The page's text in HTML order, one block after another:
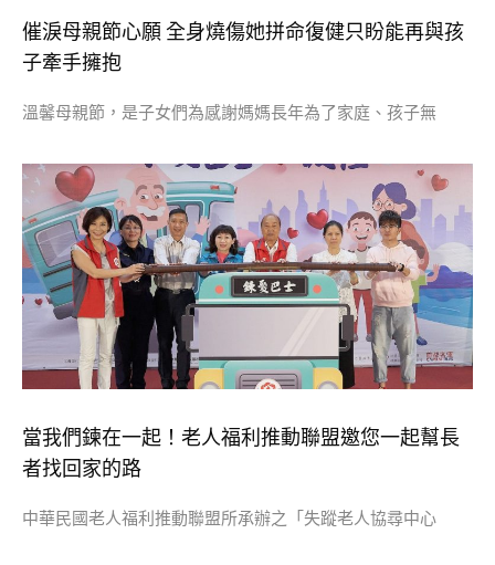
催淚母親節心願 全身燒傷她拼命復健只盼能再與孩
子牽手擁抱
溫馨母親節，是子女們為感謝媽媽長年為了家庭、孩子無
當我們鍊在一起！老人福利推動聯盟邀您一起幫長
者找回家的路
中華民國老人福利推動聯盟所承辦之「失蹤老人協尋中心